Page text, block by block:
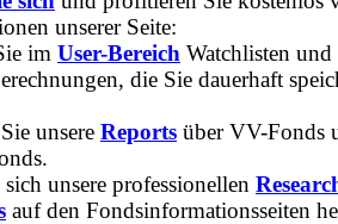
unserer Seite:
im User-Bereich Watchlisten und
die Sie dauerhaft
unsere Reports über VV-Fonds
unsere professionellen
auf den Fondsinformationsseiten